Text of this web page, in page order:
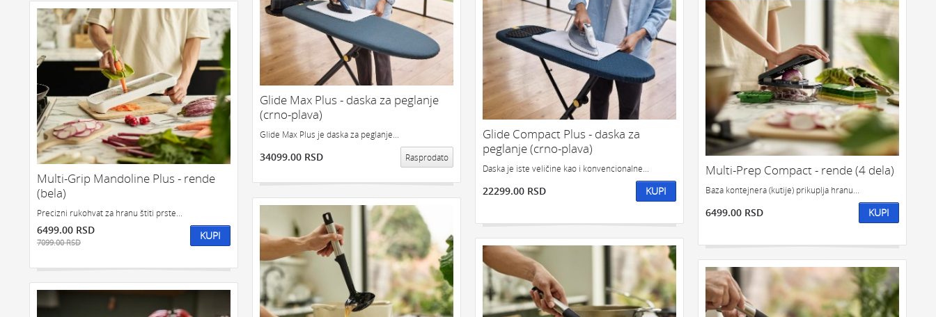
Glide Max Plus - daska za peglanje
(crno-plava)
Glide Max Plus je daska za peglanje...
34099.00 RSD Rasprodato
Glide Compact Plus - daska za
peglanje (crno-plava)
Daska je iste veličine kao i konvencionalne...
22299.00 RSD KUPI
Multi-Prep Compact - rende (4 dela)
Baza kontejnera (kutije) prikuplja hranu...
6499.00 RSD KUPI
Multi-Grip Mandoline Plus - rende
(bela)
Precizni rukohvat za hranu štiti prste...
6499.00 RSD
7099.00 RSD
KUPI